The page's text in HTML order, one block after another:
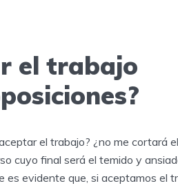
el trabajo
el trabajo? ¿no me cortará
cuyo final será el temido y
es evidente que, si aceptamos el